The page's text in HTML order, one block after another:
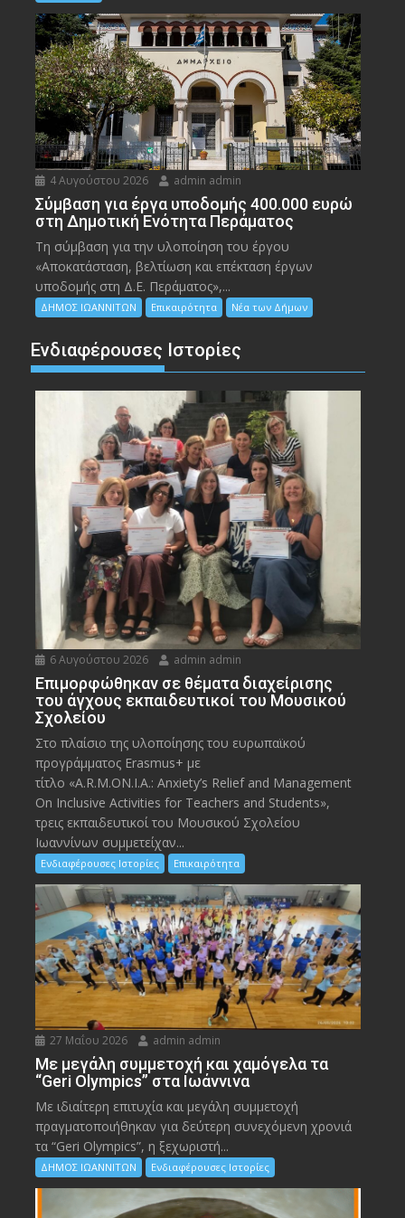
4 Αυγούστου 2026 admin admin
Σύμβαση για έργα υποδομής 400.000 ευρώ
στη Δημοτική Ενότητα Περάματος
Τη σύμβαση για την υλοποίηση του έργου
«Αποκατάσταση, βελτίωση και επέκταση έργων
υποδομής στη Δ.Ε. Περάματος»,...
ΔΗΜΟΣ ΙΩΑΝΝΙΤΩΝ Επικαιρότητα Νέα των Δήμων
Ενδιαφέρουσες Ιστορίες
6 Αυγούστου 2026 admin admin
Eπιμορφώθηκαν σε θέματα διαχείρισης
του άγχους εκπαιδευτικοί του Μουσικού
Σχολείου
Στο πλαίσιο της υλοποίησης του ευρωπαϊκού
προγράμματος Erasmus+ με
τίτλο «A.R.M.ON.I.A.: Anxiety’s Relief and Management
On Inclusive Activities for Teachers and Students»,
τρεις εκπαιδευτικοί του Μουσικού Σχολείου
Ιωαννίνων συμμετείχαν...
Ενδιαφέρουσες Ιστορίες Επικαιρότητα
27 Μαΐου 2026 admin admin
Με μεγάλη συμμετοχή και χαμόγελα τα
“Geri Olympics” στα Ιωάννινα
Με ιδιαίτερη επιτυχία και μεγάλη συμμετοχή
πραγματοποιήθηκαν για δεύτερη συνεχόμενη χρονιά
τα “Geri Olympics”, η ξεχωριστή...
ΔΗΜΟΣ ΙΩΑΝΝΙΤΩΝ Ενδιαφέρουσες Ιστορίες